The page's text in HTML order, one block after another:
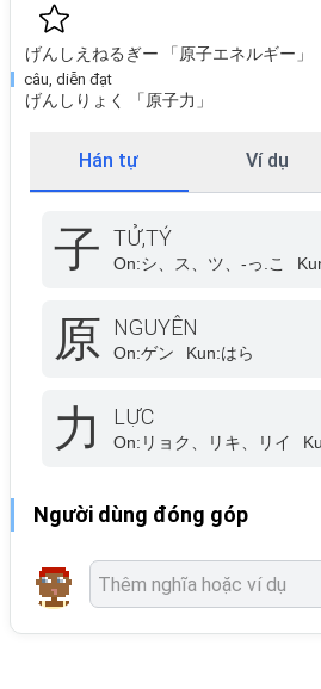
げんしえねるぎー 「原子エネルギー」
câu, diễn đạt
げんしりょく 「原子力」
Hán tự Ví dụ
子 TỬ,TÝ
On:シ、ス、ツ、-っ.こ
原 NGUYÊN
On:ゲン Kun:はら
力 LỰC
On: リョク、リキ、リイ
Người dùng đóng góp